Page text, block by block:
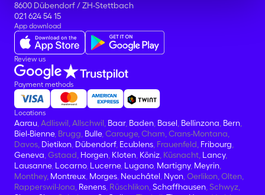
8600 Dübendorf / ZH-Stettbach
021 624 54 15
App download
Review us
Payment methods
Locations
Aarau , Adliswil, Allschwil, Baar, Baden Basel Bellinzona Bern
Biel-Bienne, Brugg, Bulle, Carouge, Cham, Crans-Montana,
Davos, Dietikon Dübendorf, Ecublens , Frauenfeld, Fribourg
Geneva , Gstaad, Horgen Kloten Köniz , Küsnacht, Lancy,
Lausanne, Locarno, Lucerne, Lugano, Martigny, Meyrin
Monthey, Montreux Morges Neuchâtel Nyon , Oerlikon, Olten,
Rapperswil-Jona, Renens , Rüschlikon, Schaffhausen , Schwyz,